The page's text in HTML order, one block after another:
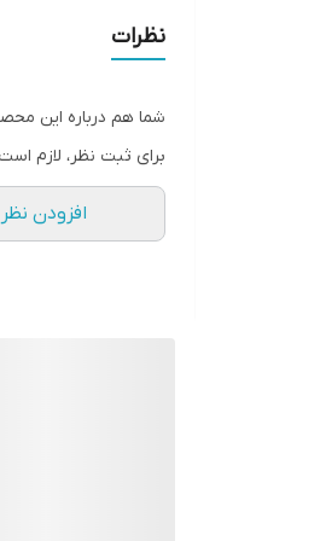
نظرات
شما هم درباره این
برای ثبت نظر، لازم
افزودن نظر